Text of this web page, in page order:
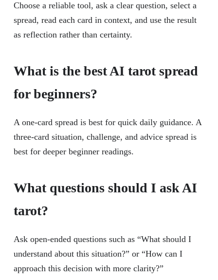
Choose a reliable tool, ask a clear question, select a
spread, read each card in context, and use the result
as reflection rather than certainty.
What is the best AI tarot spread
for beginners?
A one-card spread is best for quick daily guidance. A
three-card situation, challenge, and advice spread is
best for deeper beginner readings.
What questions should I ask AI
tarot?
Ask open-ended questions such as “What should I
understand about this situation?” or “How can I
approach this decision with more clarity?”